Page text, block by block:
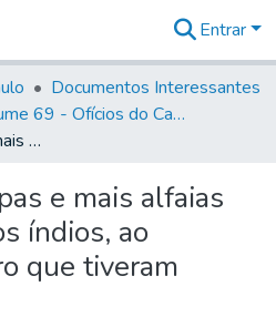
&
Coleções
Tudo na
Biblioteca
Estatísticas
Entrar
Documentos Interessantes
Volume 69 - Ofícios do Capitão D. Luiz Antonio de Souza Botelho Mourão aos Vice-Reis e Ministros (1771-1772)
Relação das roupas e mais alfaias que se deram aos índios, ao primeiro encontro que tiveram
e mais alfaias
índios, ao
que tiveram